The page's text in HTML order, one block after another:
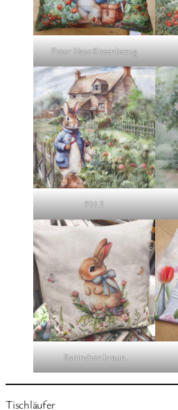
Peter Hase Kissenbezug
PH 2
Kaninchen braun
Tischläufer